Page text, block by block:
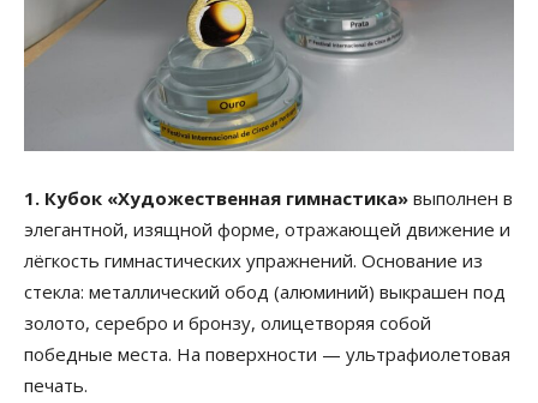
1. Кубок «Художественная гимнастика» выполнен в
элегантной, изящной форме, отражающей движение и
лёгкость гимнастических упражнений. Основание из
стекла: металлический обод (алюминий) выкрашен под
золото, серебро и бронзу, олицетворяя собой
победные места. На поверхности — ультрафиолетовая
печать.